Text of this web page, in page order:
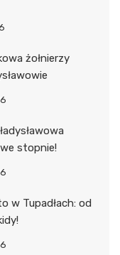
żołnierzy
stopnie!
w Tupadłach: od